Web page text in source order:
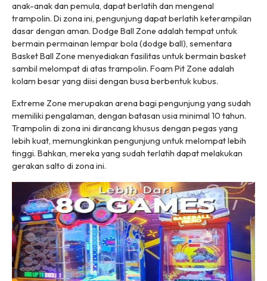
anak-anak dan pemula, dapat berlatih dan mengenal
trampolin. Di zona ini, pengunjung dapat berlatih keterampilan
dasar dengan aman. Dodge Ball Zone adalah tempat untuk
bermain permainan lempar bola (dodge ball), sementara
Basket Ball Zone menyediakan fasilitas untuk bermain basket
sambil melompat di atas trampolin. Foam Pit Zone adalah
kolam besar yang diisi dengan busa berbentuk kubus.
Extreme Zone merupakan arena bagi pengunjung yang sudah
memiliki pengalaman, dengan batasan usia minimal 10 tahun.
Trampolin di zona ini dirancang khusus dengan pegas yang
lebih kuat, memungkinkan pengunjung untuk melompat lebih
tinggi. Bahkan, mereka yang sudah terlatih dapat melakukan
gerakan salto di zona ini.